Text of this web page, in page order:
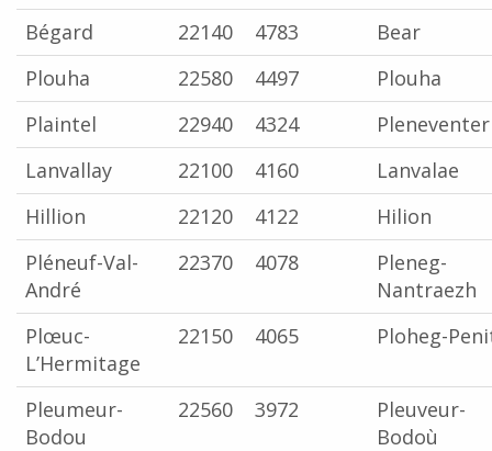
Bégard
22140 4783
Bear
Plouha
22580 4497
Plouha
Plaintel
22940 4324
Pleneventer
Lanvallay
22100 4160
Lanvalae
Hillion
22120 4122
Hilion
Pléneuf-Val-
André
22370 4078
Pleneg-
Nantraezh
Plœuc-
L’Hermitage
22150 4065 Ploheg-
Pleumeur-
Bodou
22560 3972
Pleuveur-
Bodoù